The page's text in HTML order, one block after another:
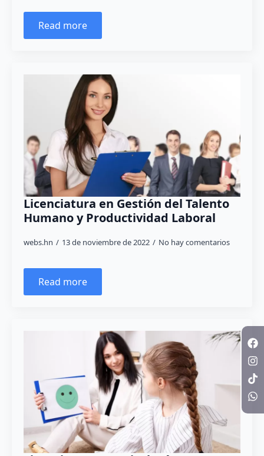
Read more
Licenciatura en Gestión del Talento
Humano y Productividad Laboral
webs.hn 13 de noviembre de 2022 No hay comentarios
Read more